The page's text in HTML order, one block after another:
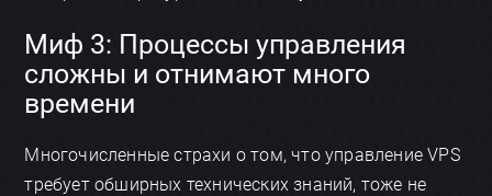
Миф 3: Процессы управления
сложны и отнимают много
времени
Многочисленные страхи о том, что управление VPS
требует обширных технических знаний, тоже не